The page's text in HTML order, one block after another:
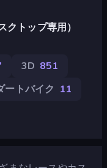
クトップ専用）
3D 851
ートバイク 11